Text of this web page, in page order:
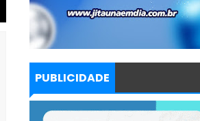
PUBLICIDADE